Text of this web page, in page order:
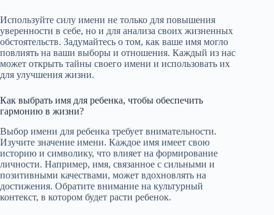
Используйте силу имени не только для повышения
уверенности в себе, но и для анализа своих жизненных
обстоятельств. Задумайтесь о том, как ваше имя могло
повлиять на ваши выборы и отношения. Каждый из нас
может открыть тайны своего имени и использовать их
для улучшения жизни.
Как выбрать имя для ребенка, чтобы обеспечить
гармонию в жизни?
Выбор имени для ребенка требует внимательности.
Изучите значение имени. Каждое имя имеет свою
историю и символику, что влияет на формирование
личности. Например, имя, связанное с сильными и
позитивными качествами, может вдохновлять на
достижения. Обратите внимание на культурный
контекст, в котором будет расти ребенок.